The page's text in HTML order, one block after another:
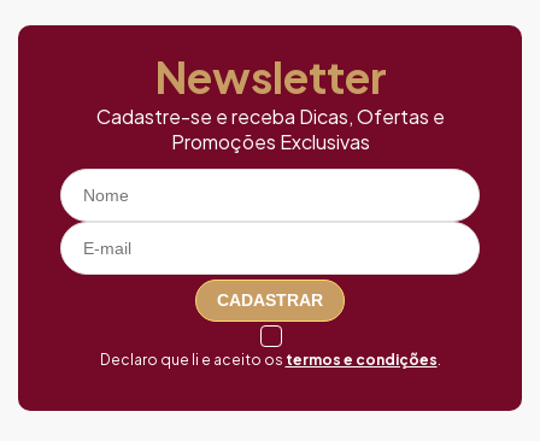
Newsletter
Cadastre-se e receba Dicas, Ofertas e
Promoções Exclusivas
CADASTRAR
Declaro que li e aceito os termos e condições